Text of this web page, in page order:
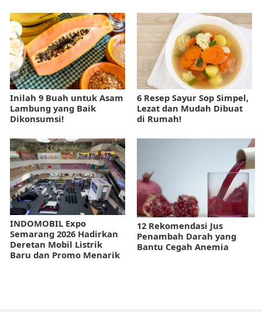
Inilah 9 Buah untuk Asam
Lambung yang Baik
Dikonsumsi!
6 Resep Sayur Sop Simpel,
Lezat dan Mudah Dibuat
di Rumah!
INDOMOBIL Expo
Semarang 2026 Hadirkan
Deretan Mobil Listrik
Baru dan Promo Menarik
12 Rekomendasi Jus
Penambah Darah yang
Bantu Cegah Anemia